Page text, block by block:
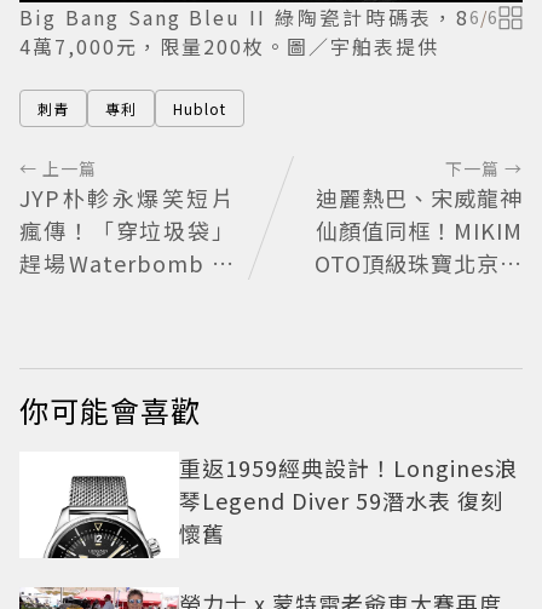
Big Bang Sang Bleu II 綠陶瓷計時碼表，8
4萬7,000元，限量200枚。圖／宇舶表提供
6/6
刺青 專利 Hublot
← 上一篇
JYP朴軫永爆笑短片
瘋傳！「穿垃圾袋」
趕場Waterbomb 被
下一篇 →
迪麗熱巴、宋威龍神
仙顏值同框！MIKIM
OTO頂級珠寶北京亞
你可能會喜歡
重返1959經典設計！Longines浪
琴Legend Diver 59潛水表 復刻
懷舊